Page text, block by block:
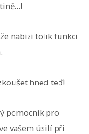
nabízí tolik funkcí
hned teď!
pomocník pro
vašem úsilí při